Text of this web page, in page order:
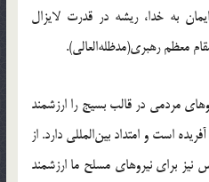
به خدا، ریشه در قدرت لایزال
معظم رهبری(مدظله‌العالی).
مردمی در قالب بسیج را ارزشمند
است و امتداد بین‌المللی دارد. از
برای نیروهای مسلح ما ارزشمند